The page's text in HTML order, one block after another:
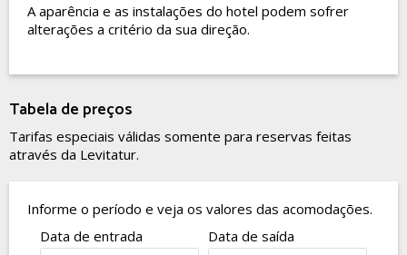
A aparência e as instalações do hotel podem sofrer
alterações a critério da sua direção.
Tabela de preços
Tarifas especiais válidas somente para reservas feitas
através da Levitatur.
Informe o período e veja os valores das acomodações.
Data de entrada
Data de saída